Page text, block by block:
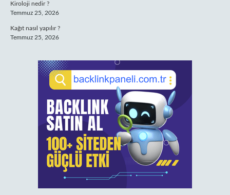
Kiroloji nedir ?
Temmuz 25, 2026
Kağıt nasıl yapılır ?
Temmuz 25, 2026